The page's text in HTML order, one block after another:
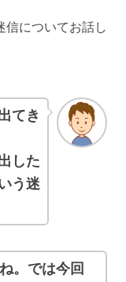
についてお話し
てき
した
う迷
。では今回